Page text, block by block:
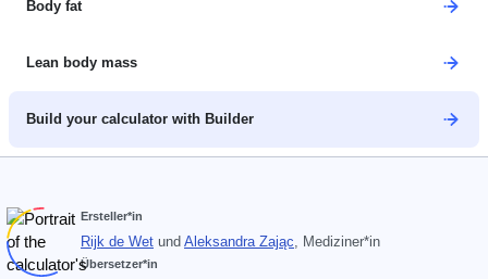
Body fat
Lean body mass
Build your calculator with Builder
Ersteller*in
Rijk de Wet und Aleksandra Zając , Mediziner*in
Übersetzer*in